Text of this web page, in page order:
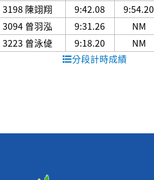
3198 陳翊翔 9:42.08 9:54.20
3094 曾羽泓 9:31.26 NM
3223 曾泳偼 9:18.20 NM
分段計時成績